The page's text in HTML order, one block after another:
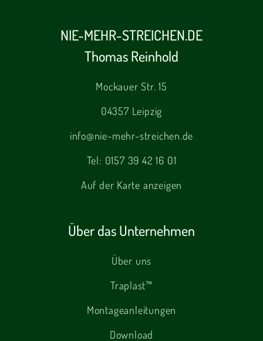
NIE-MEHR-STREICHEN.DE
Thomas Reinhold
Mockauer Str. 15
04357 Leipzig
info@nie-mehr-streichen.de
Tel: 0157 39 42 16 01
Auf der Karte anzeigen
Über das Unternehmen
Über uns
Traplast™
Montageanleitungen
Download